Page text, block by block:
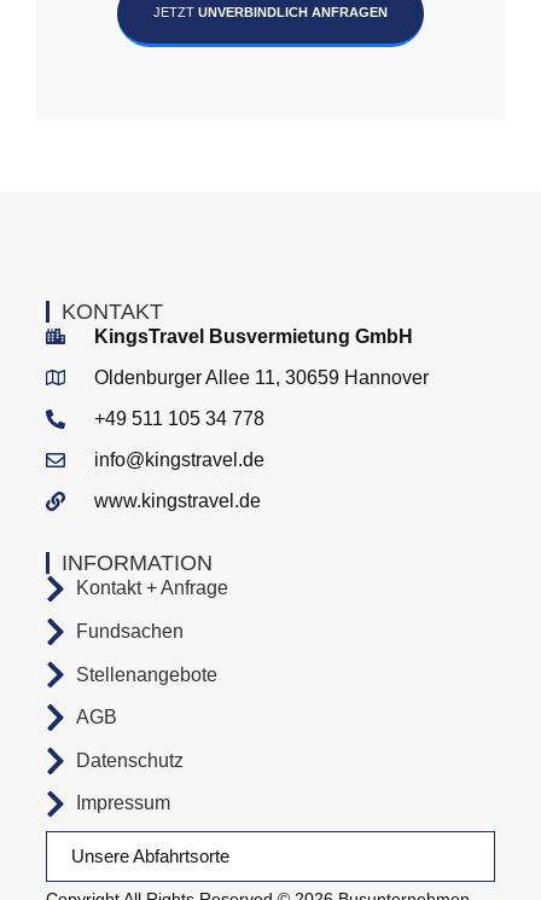
JETZT UNVERBINDLICH ANFRAGEN
Unsere Abfahrtsorte
INFORMATION
Kontakt + Anfrage
Fundsachen
Stellenangebote
AGB
Datenschutz
Impressum
KONTAKT
KingsTravel Busvermietung GmbH
Oldenburger Allee 11, 30659 Hannover
+49 511 105 34 778
info@kingstravel.de
www.kingstravel.de